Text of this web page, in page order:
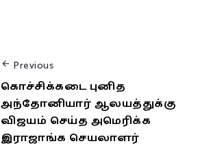
Previous
கொச்சிக்கடை புனித
அந்தோனியார் ஆலயத்துக்கு
விஜயம் செய்த அமெரிக்க
இராஜாங்க செயலாளர்